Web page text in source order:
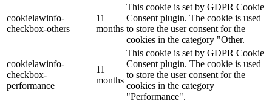
cookielawinfo-
checkbox-others
11
months
This cookie is set by GDPR Cookie
Consent plugin. The cookie is used
to store the user consent for the
cookies in the category "Other.
cookielawinfo-
checkbox-
performance
11
months
This cookie is set by GDPR Cookie
Consent plugin. The cookie is used
to store the user consent for the
cookies in the category
"Performance".